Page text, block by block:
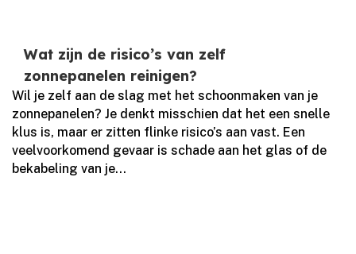
Wat zijn de risico’s van zelf
zonnepanelen reinigen?
Wil je zelf aan de slag met het schoonmaken van je
zonnepanelen? Je denkt misschien dat het een snelle
klus is, maar er zitten flinke risico’s aan vast.​ Een
veelvoorkomend gevaar is schade aan het glas of de
bekabeling van je...